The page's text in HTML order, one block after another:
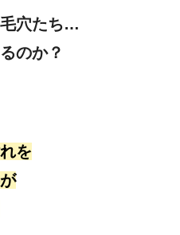
穴たち…
のか？
を